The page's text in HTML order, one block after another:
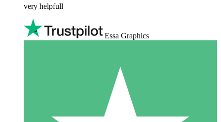
very helpfull
Essa Graphics